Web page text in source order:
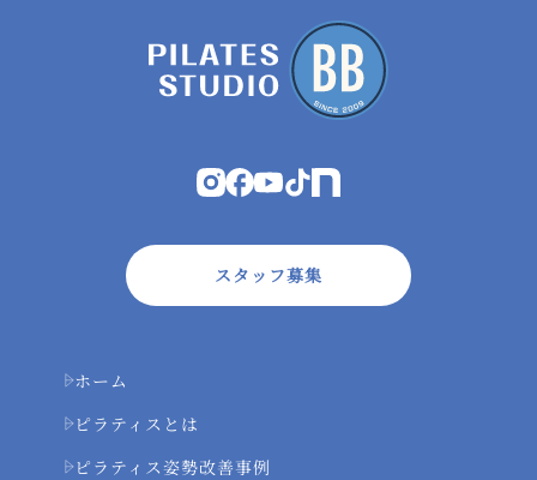
スタッフ募集
ホーム
ピラティスとは
ピラティス姿勢改善事例